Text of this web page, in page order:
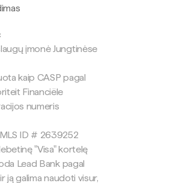
įmonė Jungtinėse
kaip CASP pagal
Financiële
numeris
ID # 2639252
"Visa" kortelę
Lead Bank pagal
ją galima naudoti visur,